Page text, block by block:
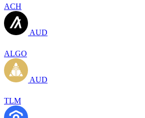
ACH
AUD
ALGO
AUD
TLM